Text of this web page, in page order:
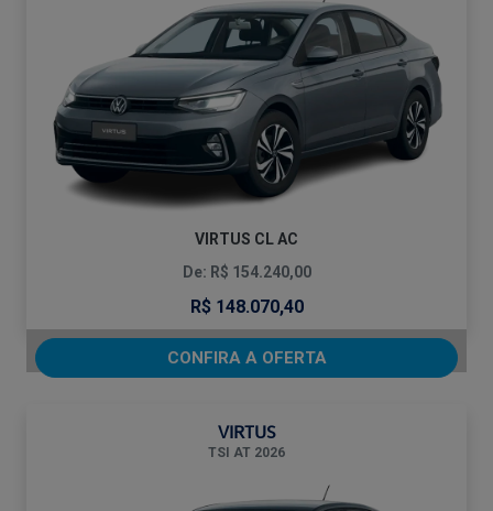
VIRTUS CL AC
De: R$ 154.240,00
R$ 148.070,40
CONFIRA A OFERTA
VIRTUS
TSI AT 2026